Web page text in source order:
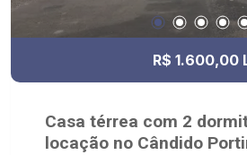
R$ 1.600,00
Casa térrea com 2
locação no Cândido